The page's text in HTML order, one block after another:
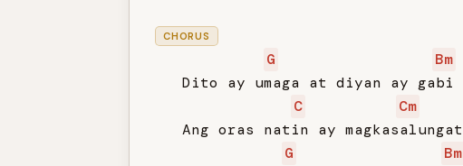
CHORUS
G
Bm
   Dito ay umaga at diyan ay gabi
C
Cm
   Ang oras natin ay magkasalungat
G
Bm